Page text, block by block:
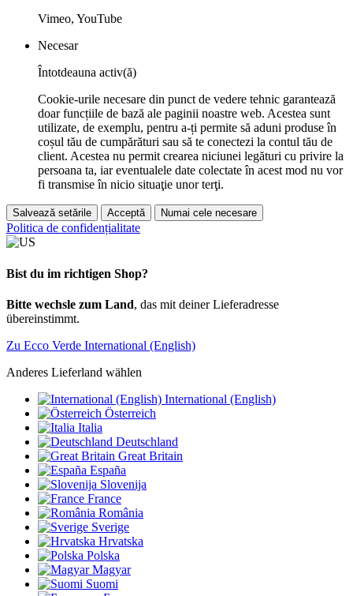
Vimeo, YouTube
Necesar
Întotdeauna activ(ă)
Cookie-urile necesare din punct de vedere tehnic garantează
doar funcțiile de bază ale paginii noastre web. Acestea sunt
utilizate, de exemplu, pentru a-ți permite să aduni produse în
coșul tău de cumpărături sau să te conectezi la contul tău de
client. Acestea nu permit crearea niciunei legături cu privire la
persoana ta, iar eventualele date colectate în acest mod nu vor
fi transmise în nicio situaţie unor terţi.
Salvează setările Acceptă Numai cele necesare
Politica de confidențialitate
Bist du im richtigen Shop?
Bitte wechsle zum Land, das mit deiner Lieferadresse
übereinstimmt.
Zu Ecco Verde International (English)
Anderes Lieferland wählen
International (English)
Österreich
Italia
Deutschland
Great Britain
España
Slovenija
France
România
Sverige
Hrvatska
Polska
Magyar
Suomi